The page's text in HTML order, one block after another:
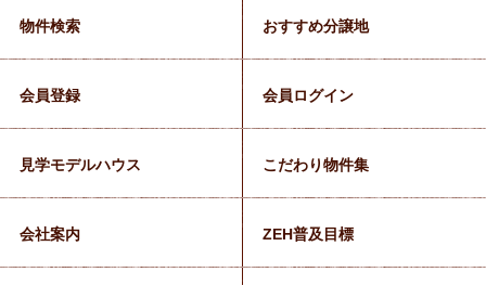
物件検索 おすすめ分譲地
会員登録 会員ログイン
見学モデルハウス こだわり物件集
会社案内 ZEH普及目標